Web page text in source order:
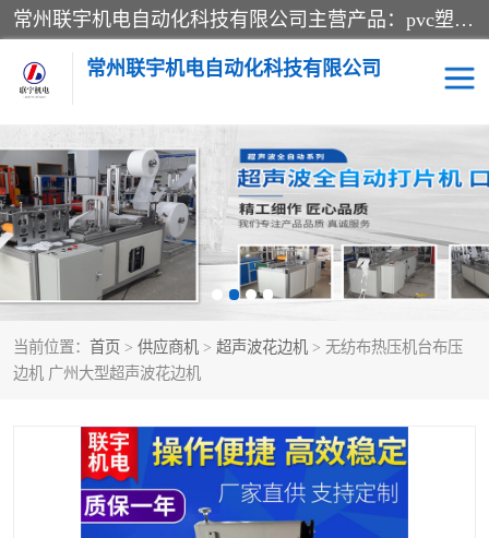
常州联宇机电自动化科技有限公司主营产品：pvc塑料焊机、高频热合机、软膜天花压边机、服装布料凹凸压花机、布料3d压印设备、服装植胶设备、超声波布料花边机、无纺布热合机、全自动压花机。
常州联宇机电自动化科技有限公司
当前位置： 首页 > 供应商机 > 超声波花边机 > 无纺布热压机台布压
边机 广州大型超声波花边机
压花定型机以及压花模具 超声波热合机
高频热合机 超声波花边机
超声波复合压花机 凹凸压花机压标机
3040凹凸压花机 双头服装凹凸压花机
高频压花压标机 自动超声波打片成型机
泡壳包装封口机 海绵产品成型机